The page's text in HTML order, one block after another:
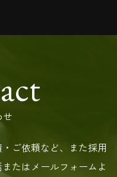
せ
ご依頼など、また採用
たはメールフォームよ